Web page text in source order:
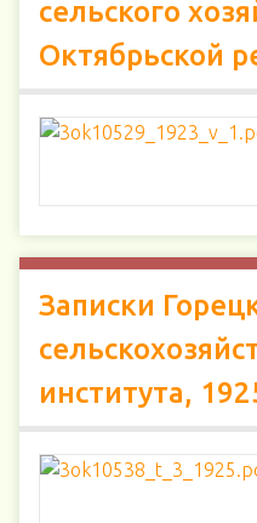
сельского
Октябрьской
Записки
института,